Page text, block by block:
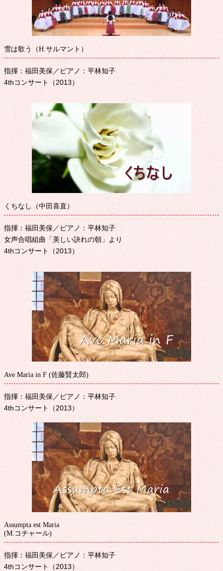
雪は歌う（H.サルマント）
指揮：福田美保／ピアノ：平林知子
4thコンサート（2013）
くちなし（中田喜直）
指揮：福田美保／ピアノ：平林知子
女声合唱組曲「美しい訣れの朝」より
4thコンサート（2013）
Ave Maria in F (佐藤賢太郎)
指揮：福田美保／ピアノ：平林知子
4thコンサート（2013）
Assumpta est Maria
(M.コチャール)
指揮：福田美保／ピアノ：平林知子
4thコンサート（2013）